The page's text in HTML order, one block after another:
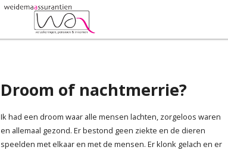
Droom of nachtmerrie?
Ik had een droom waar alle mensen lachten, zorgeloos waren
en allemaal gezond. Er bestond geen ziekte en de dieren
speelden met elkaar en met de mensen. Er klonk gelach en er